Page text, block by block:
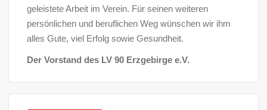
geleistete Arbeit im Verein. Für seinen weiteren
persönlichen und beruflichen Weg wünschen wir ihm
alles Gute, viel Erfolg sowie Gesundheit.
Der Vorstand des LV 90 Erzgebirge e.V.